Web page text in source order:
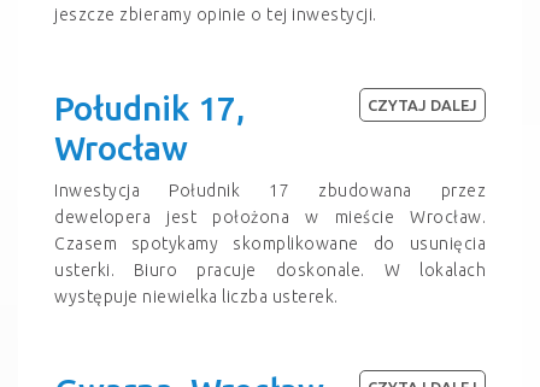
jeszcze zbieramy opinie o tej inwestycji.
Południk 17,
Wrocław
Inwestycja Południk 17 zbudowana przez
dewelopera jest położona w mieście Wrocław.
Czasem spotykamy skomplikowane do usunięcia
usterki. Biuro pracuje doskonale. W lokalach
występuje niewielka liczba usterek.
CZYTAJ DALEJ